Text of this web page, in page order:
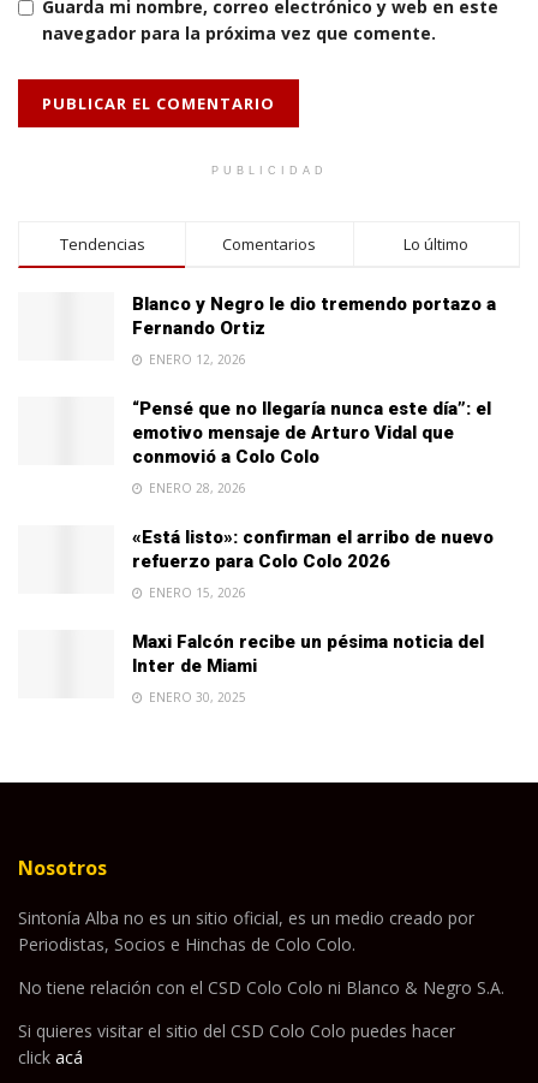
Guarda mi nombre, correo electrónico y web en este
navegador para la próxima vez que comente.
PUBLICIDAD
Tendencias Comentarios Lo último
Blanco y Negro le dio tremendo portazo a
Fernando Ortiz
ENERO 12, 2026
“Pensé que no llegaría nunca este día”: el
emotivo mensaje de Arturo Vidal que
conmovió a Colo Colo
ENERO 28, 2026
«Está listo»: confirman el arribo de nuevo
refuerzo para Colo Colo 2026
ENERO 15, 2026
Maxi Falcón recibe un pésima noticia del
Inter de Miami
ENERO 30, 2025
Nosotros
Sintonía Alba no es un sitio oficial, es un medio creado por
Periodistas, Socios e Hinchas de Colo Colo.
No tiene relación con el CSD Colo Colo ni Blanco & Negro S.A.
Si quieres visitar el sitio del CSD Colo Colo puedes hacer
click acá